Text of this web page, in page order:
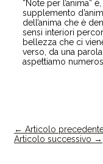
“Note per l’anima”
supplemento
dell’anima che è
sensi interiori
bellezza che ci
verso, da una
aspettiamo
← Articolo
Articolo successivo →